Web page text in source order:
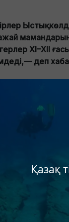
Қазақ
XI–XII
деп